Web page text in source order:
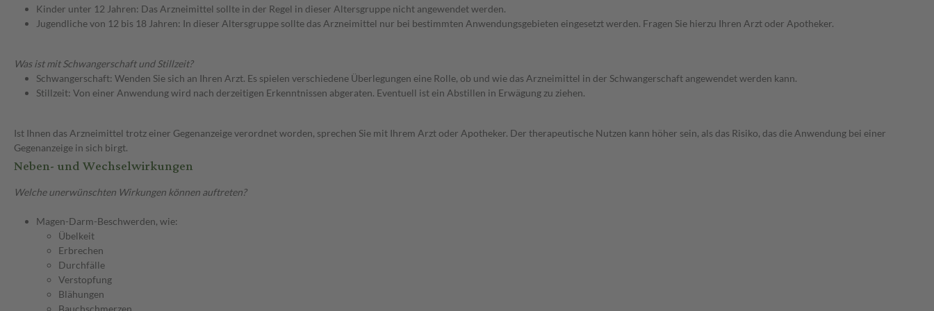
Kinder unter 12 Jahren: Das Arzneimittel sollte in der Regel in dieser Altersgruppe nicht angewendet werden.
Jugendliche von 12 bis 18 Jahren: In dieser Altersgruppe sollte das Arzneimittel nur bei bestimmten Anwendungsgebieten eingesetzt werden. Fragen Sie hierzu Ihren Arzt oder Apotheker.
Was ist mit Schwangerschaft und Stillzeit?
Schwangerschaft: Wenden Sie sich an Ihren Arzt. Es spielen verschiedene Überlegungen eine Rolle, ob und wie das Arzneimittel in der Schwangerschaft angewendet werden kann.
Stillzeit: Von einer Anwendung wird nach derzeitigen Erkenntnissen abgeraten. Eventuell ist ein Abstillen in Erwägung zu ziehen.
Ist Ihnen das Arzneimittel trotz einer Gegenanzeige verordnet worden, sprechen Sie mit Ihrem Arzt oder Apotheker. Der therapeutische Nutzen kann höher sein, als das Risiko, das die Anwendung bei einer
Gegenanzeige in sich birgt.
Neben- und Wechselwirkungen
Welche unerwünschten Wirkungen können auftreten?
Magen-Darm-Beschwerden, wie:
Übelkeit
Erbrechen
Durchfälle
Verstopfung
Blähungen
Bauchschmerzen